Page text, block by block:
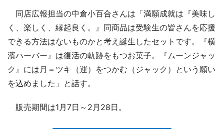
同店広報担当の中倉小百合さんは「満願成就は『美味し
く、楽しく、縁起良く。』同商品は受験生の皆さんを応援
できる方法はないものかと考え誕生したセットです。『横
濱ハーバー』は復活の軌跡をもつお菓子。『ムーンジャッ
ク』には月＝ツキ（運）をつかむ（ジャック）という願い
を込めました」と話す。
販売期間は1月7日～2月28日。